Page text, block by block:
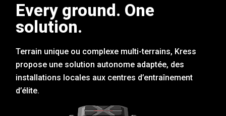
Every ground. One
solution.
Terrain unique ou complexe multi-terrains, Kress
propose une solution autonome adaptée, des
installations locales aux centres d’entraînement
d’élite.